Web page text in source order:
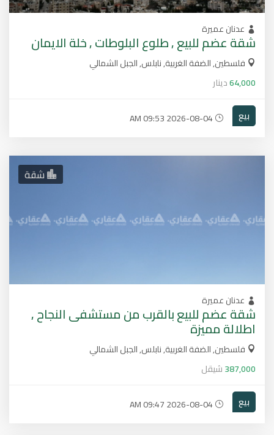
عدنان عميرة
شقة عضم للبيع , طلوع البلوطات , خلة الايمان
فلسطين, الضفة الغربية, نابلس, الجبل الشمالي
64,000دينار
بيع
شقة
عدنان عميرة
شقة عضم للبيع بالقرب من مستشفى النجاح ,
اطلالة مميزة
فلسطين, الضفة الغربية, نابلس, الجبل الشمالي
387,000شيقل
بيع